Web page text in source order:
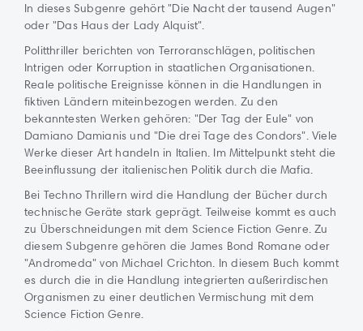
In dieses Subgenre gehört "Die Nacht der tausend Augen"
oder "Das Haus der Lady Alquist".
Politthriller berichten von Terroranschlägen, politischen
Intrigen oder Korruption in staatlichen Organisationen.
Reale politische Ereignisse können in die Handlungen in
fiktiven Ländern miteinbezogen werden. Zu den
bekanntesten Werken gehören: "Der Tag der Eule" von
Damiano Damianis und "Die drei Tage des Condors". Viele
Werke dieser Art handeln in Italien. Im Mittelpunkt steht die
Beeinflussung der italienischen Politik durch die Mafia.
Bei Techno Thrillern wird die Handlung der Bücher durch
technische Geräte stark geprägt. Teilweise kommt es auch
zu Überschneidungen mit dem Science Fiction Genre. Zu
diesem Subgenre gehören die James Bond Romane oder
"Andromeda" von Michael Crichton. In diesem Buch kommt
es durch die in die Handlung integrierten außerirdischen
Organismen zu einer deutlichen Vermischung mit dem
Science Fiction Genre.